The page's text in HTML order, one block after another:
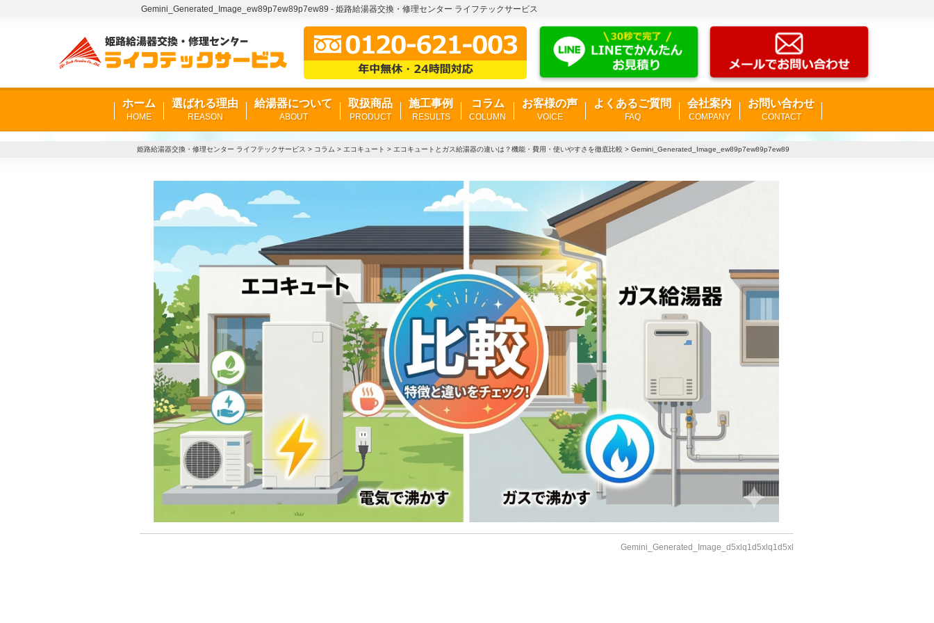
Gemini_Generated_Image_ew89p7ew89p7ew89 - 姫路給湯器交換・修理センター ライフテックサービス
ホーム
HOME
選ばれる理由
REASON
給湯器について
ABOUT
取扱商品
PRODUCT
施工事例
RESULTS
コラム
COLUMN
お客様の声
VOICE
よくあるご質問
FAQ
会社案内
COMPANY
お問い合わせ
CONTACT
姫路給湯器交換・修理センター ライフテックサービス > コラム > エコキュート > エコキュートとガス給湯器の違いは？機能・費用・使いやすさを徹底比較 > Gemini_Generated_Image_ew89p7ew89p7ew89
Gemini_Generated_Image_d5xlq1d5xlq1d5xl